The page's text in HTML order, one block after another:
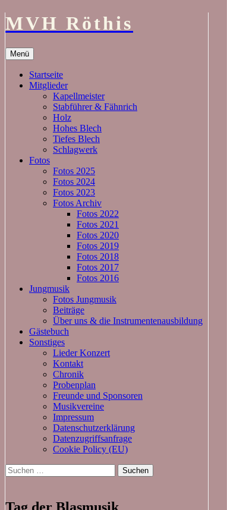
MVH Röthis
Menü
Inhalt
springen
Startseite
Mitglieder
Kapellmeister
Stabführer & Fähnrich
Holz
Hohes Blech
Tiefes Blech
Schlagwerk
Fotos
Fotos 2025
Fotos 2024
Fotos 2023
Fotos Archiv
Fotos 2022
Fotos 2021
Fotos 2020
Fotos 2019
Fotos 2018
Fotos 2017
Fotos 2016
Jungmusik
Fotos Jungmusik
Beiträge
Über uns & die Instrumentenausbildung
Gästebuch
Sonstiges
Lieder Konzert
Kontakt
Chronik
Probenplan
Freunde und Sponsoren
Musikvereine
Impressum
Datenschutzerklärung
Datenzugriffsanfrage
Cookie Policy (EU)
Suchen
nach:
Tag der Blasmusik